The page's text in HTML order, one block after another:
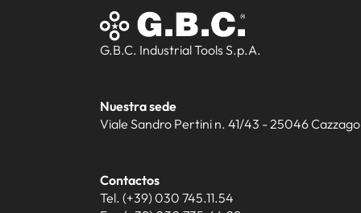
G.B.C. Industrial Tools S.p.A.
Nuestra sede
Viale Sandro Pertini n. 41/43 - 25046
Contactos
Tel. (+39) 030 745.11.54